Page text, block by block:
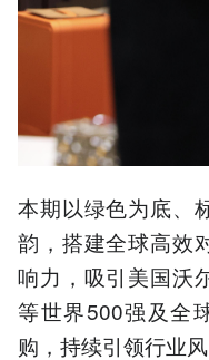
本期以绿色为底、
韵，搭建全球高效
响力，吸引美国沃
等世界500强及全
购，持续引领行业风